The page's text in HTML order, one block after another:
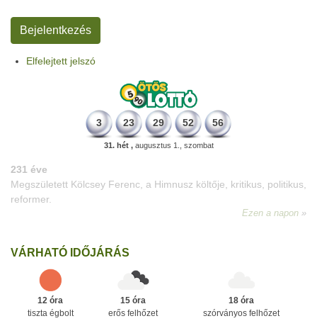
Elfelejtett jelszó
3 23 29 52 56
31. hét ,augusztus 1., szombat
VÁRHATÓ IDŐJÁRÁS
12 óra
tiszta égbolt
15 óra
erős felhőzet
18 óra
szórványos felhőzet